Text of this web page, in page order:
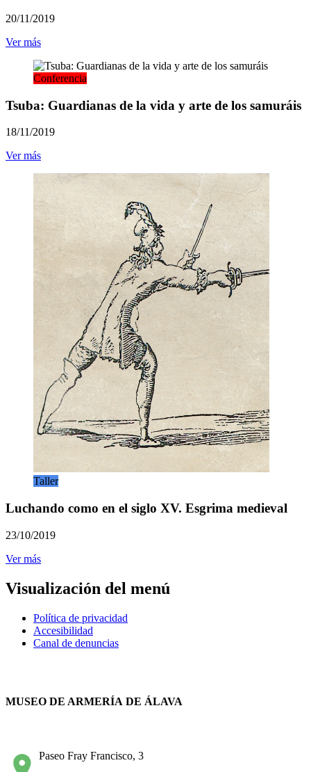
20/11/2019
Ver más
Conferencia
Tsuba: Guardianas de la vida y arte de los samuráis
18/11/2019
Ver más
Taller
Luchando como en el siglo XV. Esgrima medieval
23/10/2019
Ver más
Visualización del menú
Política de privacidad
Accesibilidad
Canal de denuncias
MUSEO DE ARMERÍA DE ÁLAVA
Paseo Fray Francisco, 3